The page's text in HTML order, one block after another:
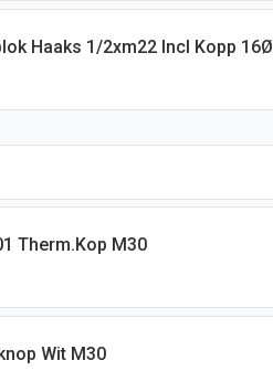
Haaks 1/2xm22 Incl Kopp 16Ø
Therm.kop M30
Wit M30